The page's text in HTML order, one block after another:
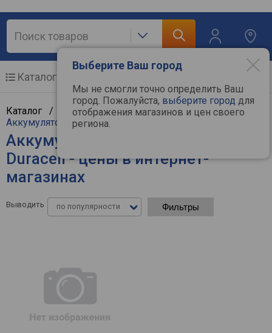
Выберите Ваш город
Мы не смогли точно определить Ваш
город. Пожалуйста, выберите город для
отображения магазинов и цен своего
региона.
Каталог
Каталог / Фототехника/Аксессуары к фото/
Аккумуляторы и батарейки
Аккумуляторы и батарейки
Duracell - цены в интернет-
магазинах
Выводить по популярности Фильтры